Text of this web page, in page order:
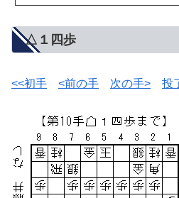
△１四歩
<<初手 <前の手 次の手> 投